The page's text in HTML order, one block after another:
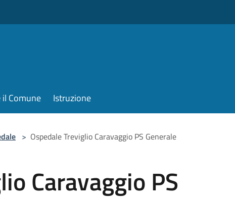
il Comune Istruzione
> Ospedale Treviglio Caravaggio PS Generale
Caravaggio PS